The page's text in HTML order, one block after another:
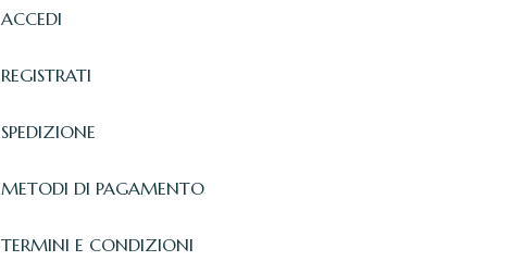
ACCEDI
REGISTRATI
SPEDIZIONE
METODI DI PAGAMENTO
TERMINI E CONDIZIONI